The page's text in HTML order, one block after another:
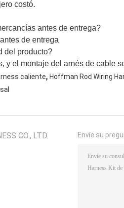
costó.
antes de entrega?
de entrega
del producto?
y el montaje del arnés de cable
caliente, Hoffman Rod Wiring
CO., LTD. Envíe su